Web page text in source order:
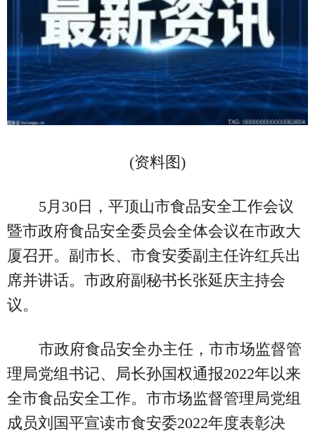
(资料图)
5月30日，平顶山市食品安全工作会议
暨市政府食品安全委员会全体会议在市政大
厦召开。副市长、市食安委副主任许红兵出
席并讲话。市政府副秘书长张延庆主持会
议。
市政府食品安全办主任，市市场监督管
理局党组书记、局长孙国权通报2022年以来
全市食品安全工作。市市场监督管理局党组
成员刘国平宣读市食安委2022年度表彰决